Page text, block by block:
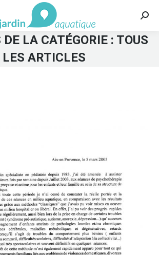
LA CATÉGORIE : TOUS
LES ARTICLES